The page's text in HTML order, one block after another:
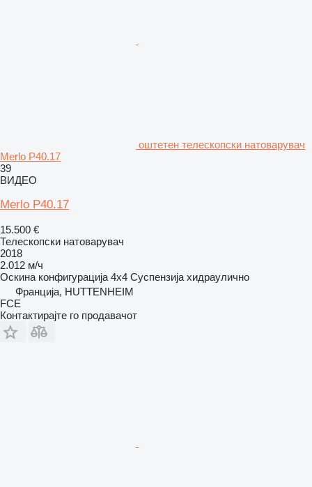
оштетен телескопски натоварувач
Merlo P40.17
39
ВИДЕО
Merlo P40.17
15.500 €
Телескопски натоварувач
2018
2.012 м/ч
Оскина конфигурација 4x4 Суспензија хидраулично
Франција, HUTTENHEIM
FCE
Контактирајте го продавачот